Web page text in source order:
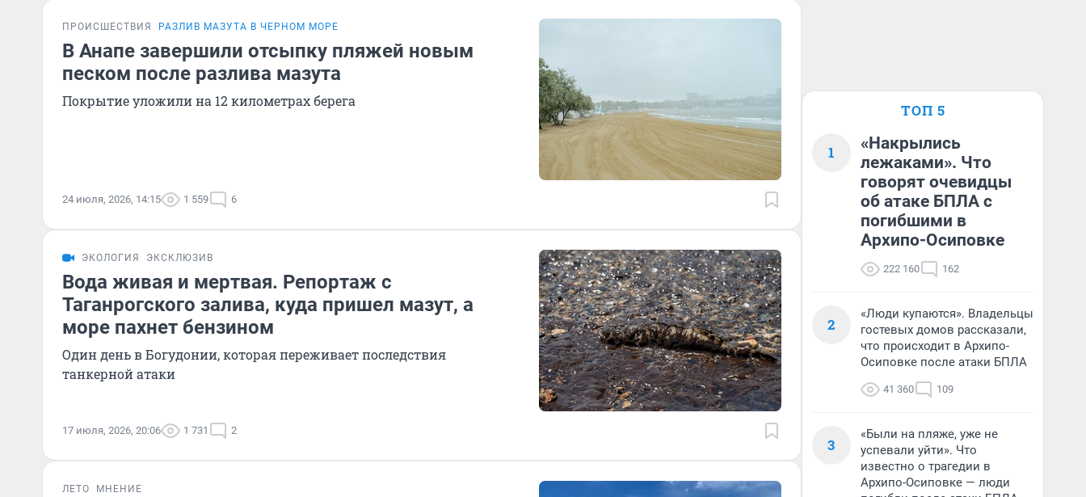
ПРОИСШЕСТВИЯ РАЗЛИВ МАЗУТА В ЧЕРНОМ МОРЕ
В Анапе завершили отсыпку пляжей новым
песком после разлива мазута
Покрытие уложили на 12 километрах берега
24 июля, 2026, 14:15 1 559 6
ЭКОЛОГИЯ ЭКСКЛЮЗИВ
Вода живая и мертвая. Репортаж с
Таганрогского залива, куда пришел мазут, а
море пахнет бензином
Один день в Богудонии, которая переживает последствия
танкерной атаки
17 июля, 2026, 20:06 1 731 2
ЛЕТО МНЕНИЕ
ТОП 5
1
«Накрылись
лежаками». Что
говорят очевидцы
об атаке БПЛА с
погибшими в
Архипо-Осиповке
222 160 162
2
«Люди купаются». Владельцы
гостевых домов рассказали,
что происходит в Архипо-
Осиповке после атаки БПЛА
41 360 109
3
«Были на пляже, уже не
успевали уйти». Что
известно о трагедии в
Архипо-Осиповке — люди